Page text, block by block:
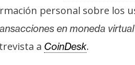
personal sobre los
en moneda
a CoinDesk.